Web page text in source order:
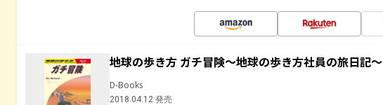
地球の歩き方 ガチ冒険～地球の歩き方社員の旅日記～
D-Books
2018.04.12 発売